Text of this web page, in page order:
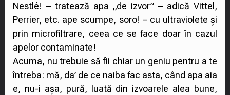
Nestlé! – tratează apa „de izvor” – adică Vittel,
Perrier, etc. ape scumpe, soro! – cu ultraviolete și
prin microfiltrare, ceea ce se face doar în cazul
apelor contaminate!
Acuma, nu trebuie să fii chiar un geniu pentru a te
întreba: mă, da’ de ce naiba fac asta, când apa aia
e, nu-i așa, pură, luată din izvoarele alea bune,